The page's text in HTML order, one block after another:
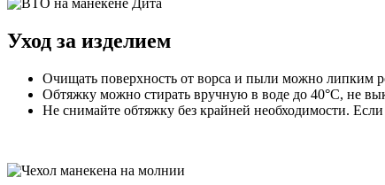
Уход за изделием
Очищать поверхность от ворса и пыли можно липким
Обтяжку можно стирать вручную в воде до 40°С, не
Не снимайте обтяжку без крайней необходимости.